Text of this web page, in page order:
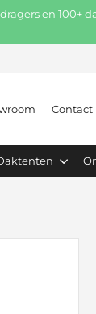
en 100+
Contact